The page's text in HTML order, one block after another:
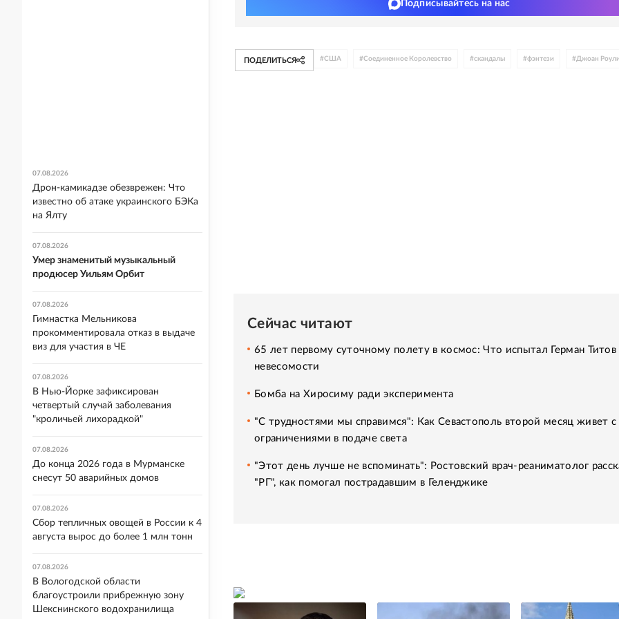
Подписывайтесь на нас
ПОДЕЛИТЬСЯ #США #Соединенное Королевство #скандалы #фэнтези #Джоан
Сейчас читают
65 лет первому суточному полету в космос: Что испытал Герман Титов
невесомости
Бомба на Хиросиму ради эксперимента
"С трудностями мы справимся": Как Севастополь второй месяц живет с
ограничениями в подаче света
"Этот день лучше не вспоминать": Ростовский врач-реаниматолог
"РГ", как помогал пострадавшим в Геленджике
07.08.2026
Дрон-камикадзе обезврежен: Что
известно об атаке украинского БЭКа
на Ялту
07.08.2026
Умер знаменитый музыкальный
продюсер Уильям Орбит
07.08.2026
Гимнастка Мельникова
прокомментировала отказ в выдаче
виз для участия в ЧЕ
07.08.2026
В Нью-Йорке зафиксирован
четвертый случай заболевания
"кроличьей лихорадкой"
07.08.2026
До конца 2026 года в Мурманске
снесут 50 аварийных домов
07.08.2026
Сбор тепличных овощей в России к 4
августа вырос до более 1 млн тонн
07.08.2026
В Вологодской области
благоустроили прибрежную зону
Шекснинского водохранилища